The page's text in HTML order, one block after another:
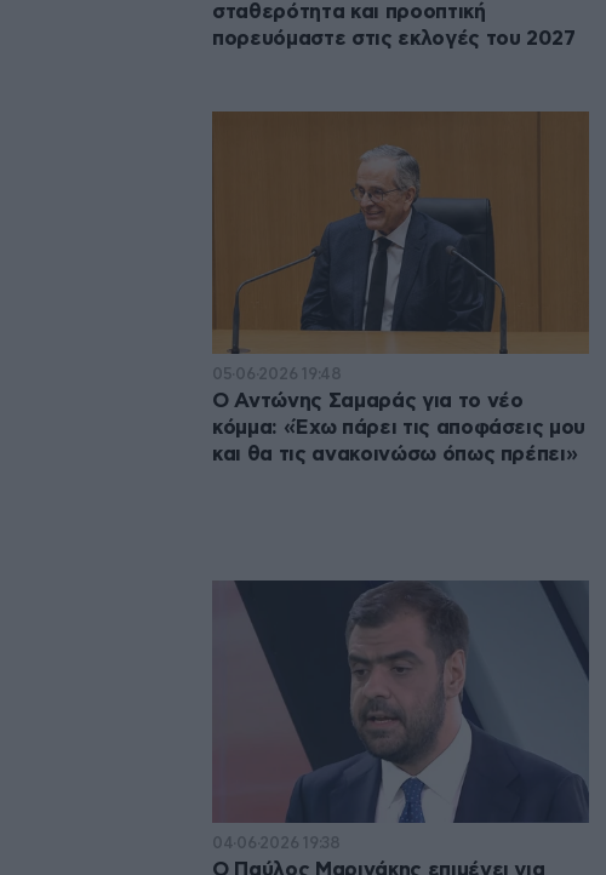
σταθερότητα και προοπτική
πορευόμαστε στις εκλογές του 2027
05·06·2026 19:48
Ο Αντώνης Σαμαράς για το νέο
κόμμα: «Έχω πάρει τις αποφάσεις μου
και θα τις ανακοινώσω όπως πρέπει»
04·06·2026 19:38
Ο Παύλος Μαρινάκης επιμένει για